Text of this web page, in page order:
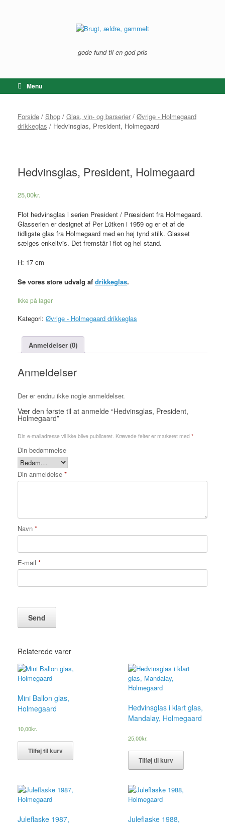
gode fund til en god pris
Menu
Forside / Shop / Glas, vin- og barserier / Øvrige - Holmegaard
drikkeglas / Hedvinsglas, President, Holmegaard
Hedvinsglas, President, Holmegaard
25,00kr.
Flot hedvinsglas i serien President / Præsident fra Holmegaard.
Glasserien er designet af Per Lütken i 1959 og er et af de
tidligste glas fra Holmegaard med en høj tynd stilk. Glasset
sælges enkeltvis. Det fremstår i flot og hel stand.
H: 17 cm
Se vores store udvalg af drikkeglas.
Ikke på lager
Kategori: Øvrige - Holmegaard drikkeglas
Anmeldelser (0)
Anmeldelser
Der er endnu ikke nogle anmeldelser.
Vær den første til at anmelde “Hedvinsglas, President,
Holmegaard”
Din e-mailadresse vil ikke blive publiceret. Krævede felter er markeret med *
Din bedømmelse
Din anmeldelse *
Navn *
E-mail *
Relaterede varer
Mini Ballon glas,
Holmegaard
10,00kr.
Tilføj til kurv
Hedvinsglas i klart glas,
Mandalay, Holmegaard
25,00kr.
Tilføj til kurv
Juleflaske 1987,
Juleflaske 1988,